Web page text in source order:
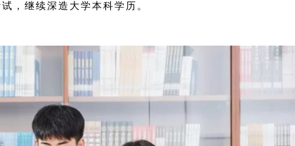
，继续深造大学本科学历。